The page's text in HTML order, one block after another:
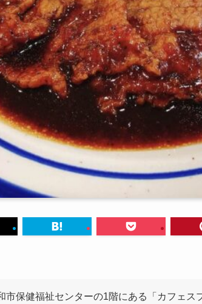
市保健福祉センターの1階にある「カフェス